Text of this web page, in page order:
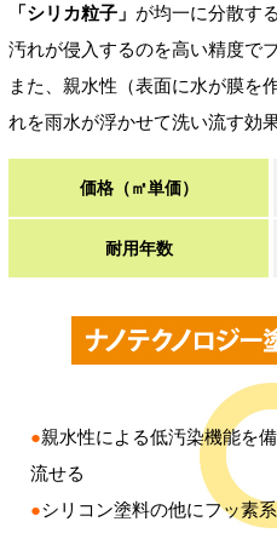
「シリカ粒子」 が均一に分散す
汚れが侵入するのを高い精度で
また、親水性（表面に水が膜を
れを雨水が浮かせて洗い流す効
価格（㎡単価）
耐用年数
●親水性による低汚染機能を
流せる
●シリコン塗料の他にフッ素